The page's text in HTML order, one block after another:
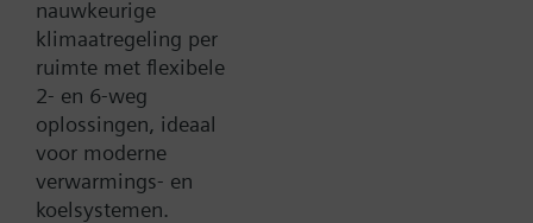
Documenten
Technische samenvatting
nauwkeurige
klimaatregeling per
ruimte met flexibele
2- en 6-weg
oplossingen, ideaal
voor moderne
verwarmings- en
koelsystemen.